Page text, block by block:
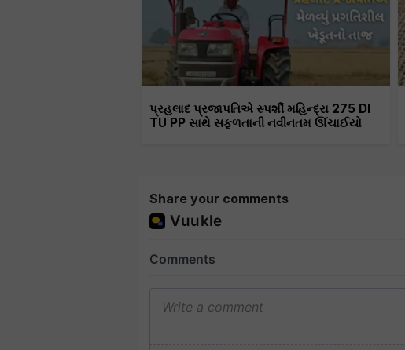
પ્રહલાદ પ્રજાપતિએ સ્પર્શી મહિન્દ્રા 275 DI
TU PP સાથે સફળતાની નવીનતમ ઊંચાઈયો
Share your comments